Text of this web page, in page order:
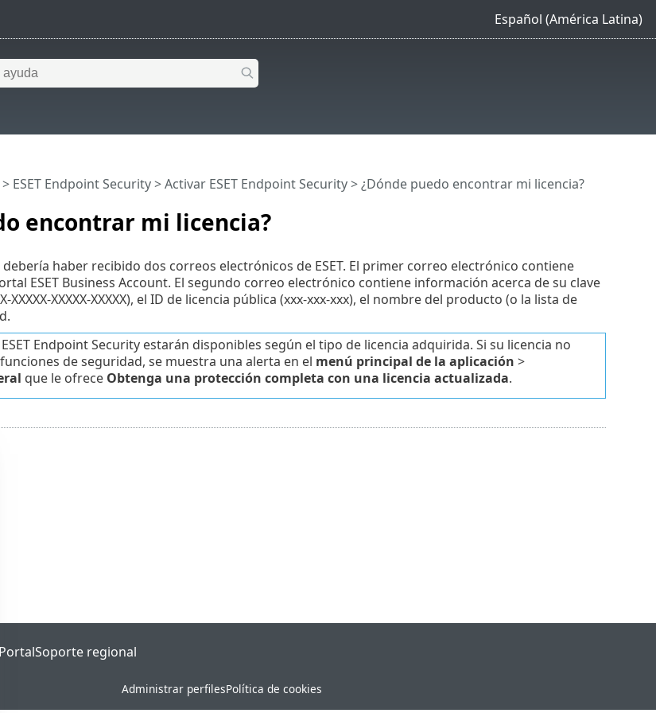
Español (América Latina)
encontrar mi licencia?
ESET Endpoint Security>Activar ESET Endpoint Security > ¿Dónde puedo encontrar mi licencia?
haber recibido dos correos electrónicos de ESET. El primer correo electrónico contiene
ESET Business Account. El segundo correo electrónico contiene información acerca de su clave
XXXXX-XXXXX-XXXXX), el ID de licencia pública (xxx-xxx-xxx), el nombre del producto (o la lista de
Endpoint Security estarán disponibles según el tipo de licencia adquirida. Si su licencia no
de seguridad, se muestra una alerta en el menú principal de la aplicación >
que le ofrece Obtenga una protección completa con una licencia actualizada.
PortalSoporte regional
Administrar perfilesPolítica de cookies